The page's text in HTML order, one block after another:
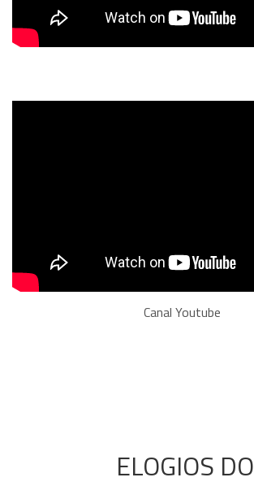
Canal Youtube
ELOGIOS DO